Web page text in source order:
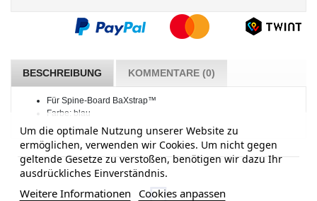
BESCHREIBUNG KOMMENTARE (0)
Für Spine-Board BaXstrap™
Farbe: blau
Um die optimale Nutzung unserer Website zu
ermöglichen, verwenden wir Cookies. Um nicht gegen
geltende Gesetze zu verstoßen, benötigen wir dazu Ihr
ausdrückliches Einverständnis.
Weitere Informationen Cookies anpassen